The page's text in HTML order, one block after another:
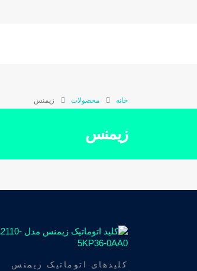
خانه محصولات زیمنس
زیمنس
کلیدهای اتوماتیک زیمنس